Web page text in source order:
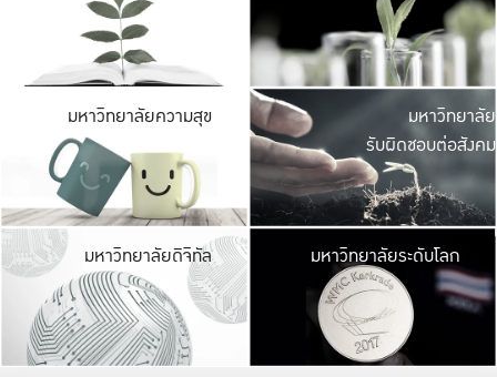
มีพื้นที่เขียวสดใส
เป็นป่าในเมือง เกษต
มหาวิทยาลัยความสุข มหาวิ
ค
เปิดประ
และพบเรื่องราวใ
มหาวิทยาลัย
รับผิดชอบต่อสังคม
มหาวิทยาลัยดิจิทัล มหาวิ
เปลี่ยนแปลง แล
เพื่อทำง
ระบบสารสนเทศ
มหาวิทยาลัยระดับโลก